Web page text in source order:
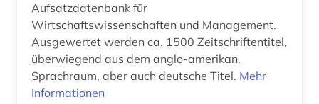
Aufsatzdatenbank für
Wirtschaftswissenschaften und Management.
Ausgewertet werden ca. 1500 Zeitschriftentitel,
überwiegend aus dem anglo-amerikan.
Sprachraum, aber auch deutsche Titel. Mehr
Informationen